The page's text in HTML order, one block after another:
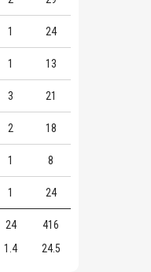
1 24
1 13
3 21
2 18
1 8
1 24
24
416
1.4 24.5